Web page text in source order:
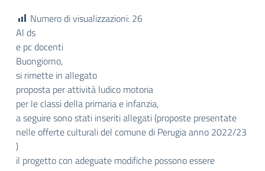
Numero di visualizzazioni: 26
Al ds
e pc docenti
Buongiorno,
si rimette in allegato
proposta per attività ludico motoria
per le classi della primaria e infanzia,
a seguire sono stati inseriti allegati (proposte presentate
nelle offerte culturali del comune di Perugia anno 2022/23
)
il progetto con adeguate modifiche possono essere